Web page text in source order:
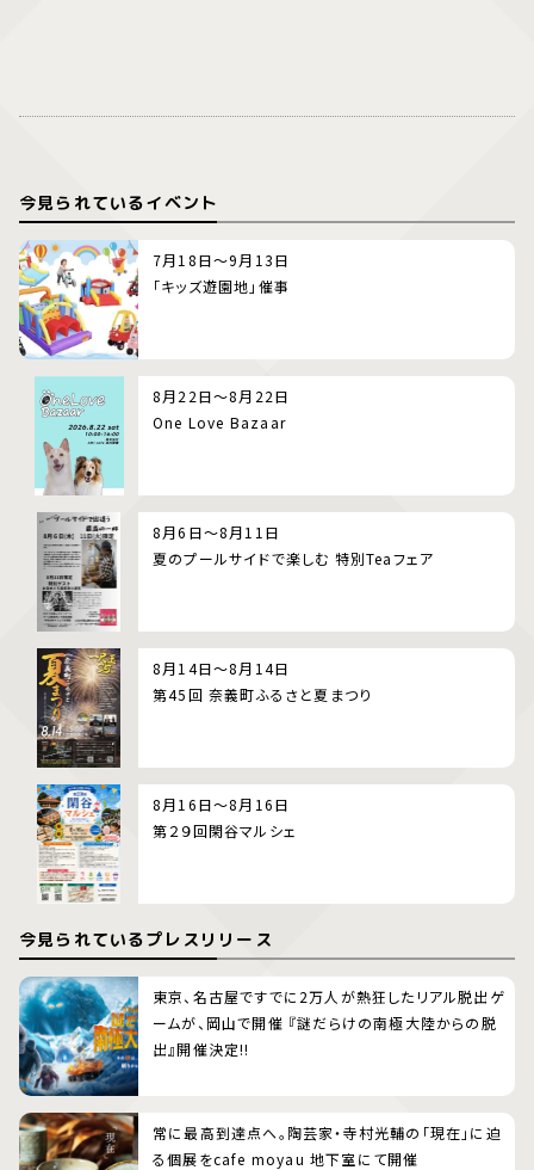
今見られているイベント
7月18日～9月13日
「キッズ遊園地」催事
8月22日～8月22日
One Love Bazaar
8月6日～8月11日
夏のプールサイドで楽しむ 特別Teaフェア
8月14日～8月14日
第45回 奈義町ふるさと夏まつり
8月16日～8月16日
第２９回閑谷マルシェ
今見られているプレスリリース
東京、名古屋ですでに2万人が熱狂したリアル脱出ゲ
ームが、岡山で開催 『謎だらけの南極大陸からの脱
出』開催決定!!
常に最高到達点へ。陶芸家・寺村光輔の「現在」に迫
る個展をcafe moyau 地下室にて開催